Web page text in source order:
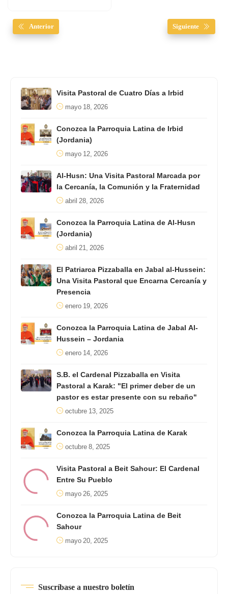
Anterior Siguiente
Visita Pastoral de Cuatro Días a Irbid
mayo 18, 2026
Conozca la Parroquia Latina de Irbid
(Jordania)
mayo 12, 2026
Al-Husn: Una Visita Pastoral Marcada por
la Cercanía, la Comunión y la Fraternidad
abril 28, 2026
Conozca la Parroquia Latina de Al-Husn
(Jordania)
abril 21, 2026
El Patriarca Pizzaballa en Jabal al-Hussein:
Una Visita Pastoral que Encarna Cercanía y
Presencia
enero 19, 2026
Conozca la Parroquia Latina de Jabal Al-
Hussein – Jordania
enero 14, 2026
S.B. el Cardenal Pizzaballa en Visita
Pastoral a Karak: "El primer deber de un
pastor es estar presente con su rebaño"
octubre 13, 2025
Conozca la Parroquia Latina de Karak
octubre 8, 2025
Visita Pastoral a Beit Sahour: El Cardenal
Entre Su Pueblo
mayo 26, 2025
Conozca la Parroquia Latina de Beit
Sahour
mayo 20, 2025
Suscríbase a nuestro boletín